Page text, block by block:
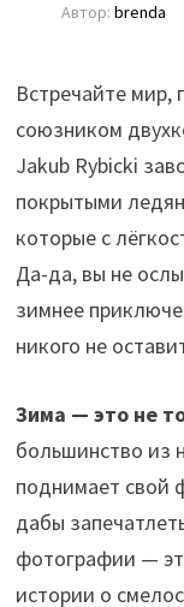
Автор:brenda
Встречайте мир,
союзником
Jakub Rybicki
покрытыми
которые с
Да-да, вы не
зимнее
никого не
Зима — это не
большинство из
поднимает свой
дабы
фотографии —
истории о